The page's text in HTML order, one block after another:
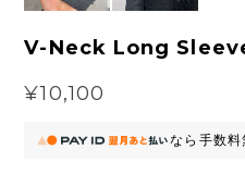
V-Neck Long
¥10,100
なら 手数料